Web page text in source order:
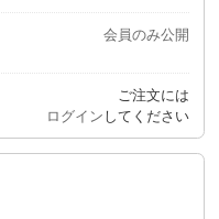
会員のみ公開
ご注文には
ログイン してください